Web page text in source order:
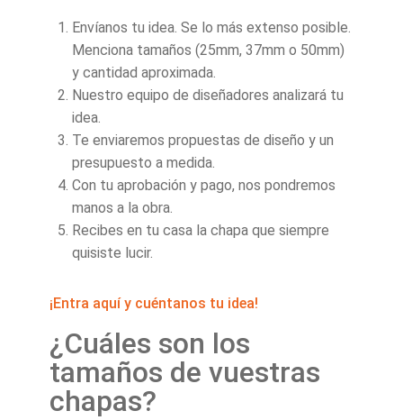
Envíanos tu idea. Se lo más extenso posible.
Menciona tamaños (25mm, 37mm o 50mm)
y cantidad aproximada.
Nuestro equipo de diseñadores analizará tu
idea.
Te enviaremos propuestas de diseño y un
presupuesto a medida.
Con tu aprobación y pago, nos pondremos
manos a la obra.
Recibes en tu casa la chapa que siempre
quisiste lucir.
¡Entra aquí y cuéntanos tu idea!
¿Cuáles son los
tamaños de vuestras
chapas?